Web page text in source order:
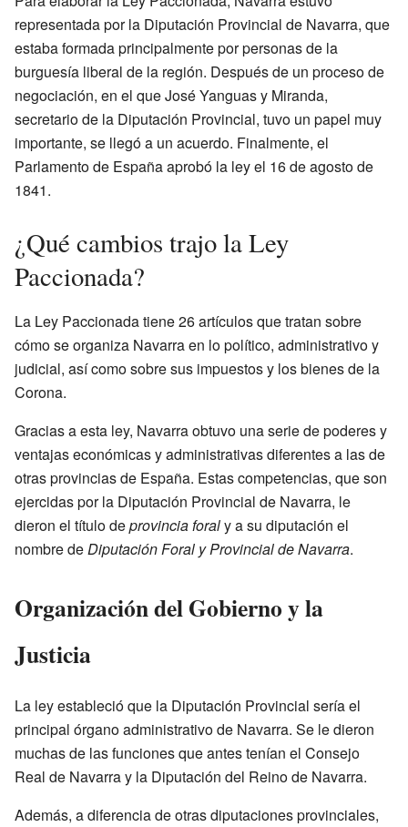
representada por la Diputación Provincial de Navarra, que
estaba formada principalmente por personas de la
burguesía liberal de la región. Después de un proceso de
negociación, en el que José Yanguas y Miranda,
secretario de la Diputación Provincial, tuvo un papel muy
importante, se llegó a un acuerdo. Finalmente, el
Parlamento de España aprobó la ley el 16 de agosto de
1841.
¿Qué cambios trajo la Ley
Paccionada?
La Ley Paccionada tiene 26 artículos que tratan sobre
cómo se organiza Navarra en lo político, administrativo y
judicial, así como sobre sus impuestos y los bienes de la
Corona.
Gracias a esta ley, Navarra obtuvo una serie de poderes y
ventajas económicas y administrativas diferentes a las de
otras provincias de España. Estas competencias, que son
ejercidas por la Diputación Provincial de Navarra, le
dieron el título deprovincia foraly a su diputación el
nombre deDiputación Foral y Provincial de Navarra.
Organización del Gobierno y la
Justicia
La ley estableció que la Diputación Provincial sería el
principal órgano administrativo de Navarra. Se le dieron
muchas de las funciones que antes tenían el Consejo
Real de Navarra y la Diputación del Reino de Navarra.
Además, a diferencia de otras diputaciones provinciales,